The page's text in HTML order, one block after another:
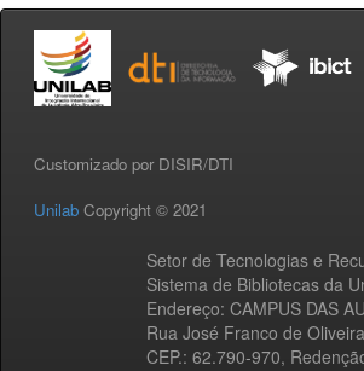
Customizado por DISIR/DTI
Unilab Copyright © 2021
Setor de Tecnologias e
Sistema de Bibliotecas da
Endereço: CAMPUS DAS
Rua José Franco de
CEP.: 62.790-970,